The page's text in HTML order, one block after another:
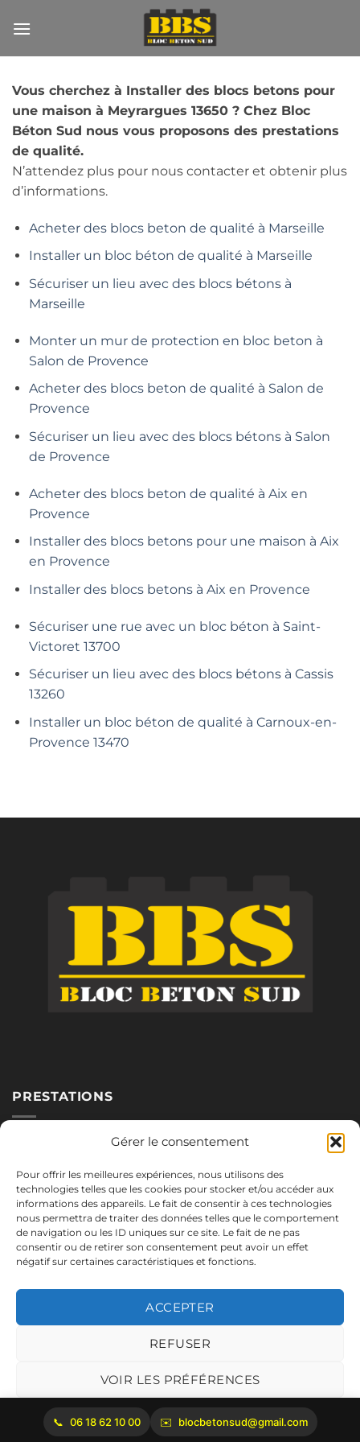
Gérer le consentement
Pour offrir les meilleures expériences, nous utilisons des
technologies telles que les cookies pour stocker et/ou accéder aux
informations des appareils. Le fait de consentir à ces technologies
nous permettra de traiter des données telles que le comportement
de navigation ou les ID uniques sur ce site. Le fait de ne pas
consentir ou de retirer son consentement peut avoir un effet
négatif sur certaines caractéristiques et fonctions.
ACCEPTER
REFUSER
VOIR LES PRÉFÉRENCES
Politique de cookies
au
Vous cherchez à Installer des blocs betons pour
une maison à Meyrargues 13650 ? Chez Bloc
Béton Sud nous vous proposons des prestations
de qualité.
N’attendez plus pour nous contacter et obtenir plus
d’informations.
Acheter des blocs beton de qualité à Marseille
Installer un bloc béton de qualité à Marseille
Sécuriser un lieu avec des blocs bétons à
Marseille
Monter un mur de protection en bloc beton à
Salon de Provence
Acheter des blocs beton de qualité à Salon de
Provence
Sécuriser un lieu avec des blocs bétons à Salon
de Provence
Acheter des blocs beton de qualité à Aix en
Provence
Installer des blocs betons pour une maison à Aix
en Provence
Installer des blocs betons à Aix en Provence
Sécuriser une rue avec un bloc béton à Saint-
Victoret 13700
Sécuriser un lieu avec des blocs bétons à Cassis
13260
Installer un bloc béton de qualité à Carnoux-en-
Provence 13470
PRESTATIONS
Réalisations
NOUS CONTACTER
blocbetonsud@gmail.com
2645 Route de Cadenet
Copyright 2026 ©Bloc Béton Sud
06 18 62 10 00 blocbetonsud@gmail.com